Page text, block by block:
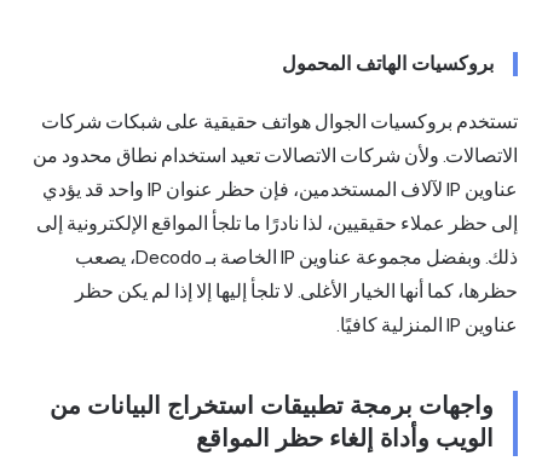
بروكسيات الهاتف المحمول
تستخدم بروكسيات الجوال هواتف حقيقية على شبكات شركات
الاتصالات. ولأن شركات الاتصالات تعيد استخدام نطاق محدود من
عناوين IP لآلاف المستخدمين، فإن حظر عنوان IP واحد قد يؤدي
إلى حظر عملاء حقيقيين، لذا نادرًا ما تلجأ المواقع الإلكترونية إلى
ذلك. وبفضل مجموعة عناوين IP الخاصة بـ Decodo، يصعب
حظرها، كما أنها الخيار الأغلى. لا تلجأ إليها إلا إذا لم يكن حظر
عناوين IP المنزلية كافيًا.
واجهات برمجة تطبيقات استخراج البيانات من
الويب وأداة إلغاء حظر المواقع